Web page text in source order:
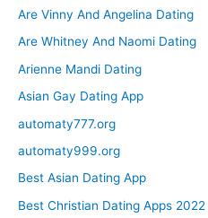
Are Vinny And Angelina Dating
Are Whitney And Naomi Dating
Arienne Mandi Dating
Asian Gay Dating App
automaty777.org
automaty999.org
Best Asian Dating App
Best Christian Dating Apps 2022